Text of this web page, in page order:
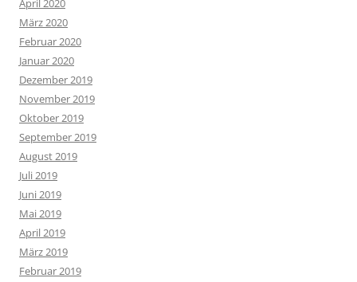
April 2020
März 2020
Februar 2020
Januar 2020
Dezember 2019
November 2019
Oktober 2019
September 2019
August 2019
Juli 2019
Juni 2019
Mai 2019
April 2019
März 2019
Februar 2019